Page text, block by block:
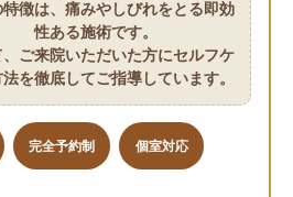
特徴は、痛みやしびれをとる即効
性ある施術です。
、ご来院いただいた方にセルフケ
を徹底してご指導しています。
完全予約制 個室対応